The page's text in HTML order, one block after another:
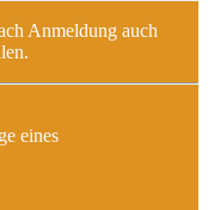
Anmeldung auch
eines